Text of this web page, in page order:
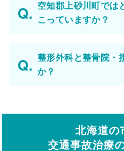
空知郡上砂川町では
こっていますか？
整形外科と整骨院・
か？
北海道の
交通事故治療